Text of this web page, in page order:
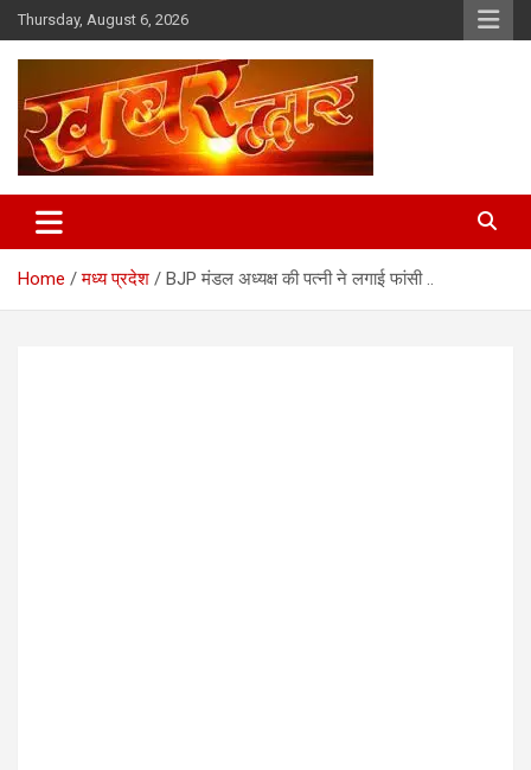
Skip
to
content
Thursday, August 6, 2026
Khabar Dwar
Home मध्य प्रदेश BJP मंडल अध्यक्ष की पत्नी ने लगाई फांसी ..